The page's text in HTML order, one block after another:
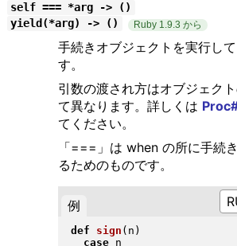
self === *arg -> ()
yield(*arg) -> ()
Ruby 1.9.3 から
手続きオブジェクトを実行し
す。
引数の渡され方はオブジェク
て異なります。詳しくは
てください。
「===」は when の所に手続
るためのものです。
例
def sign ( n )
case n